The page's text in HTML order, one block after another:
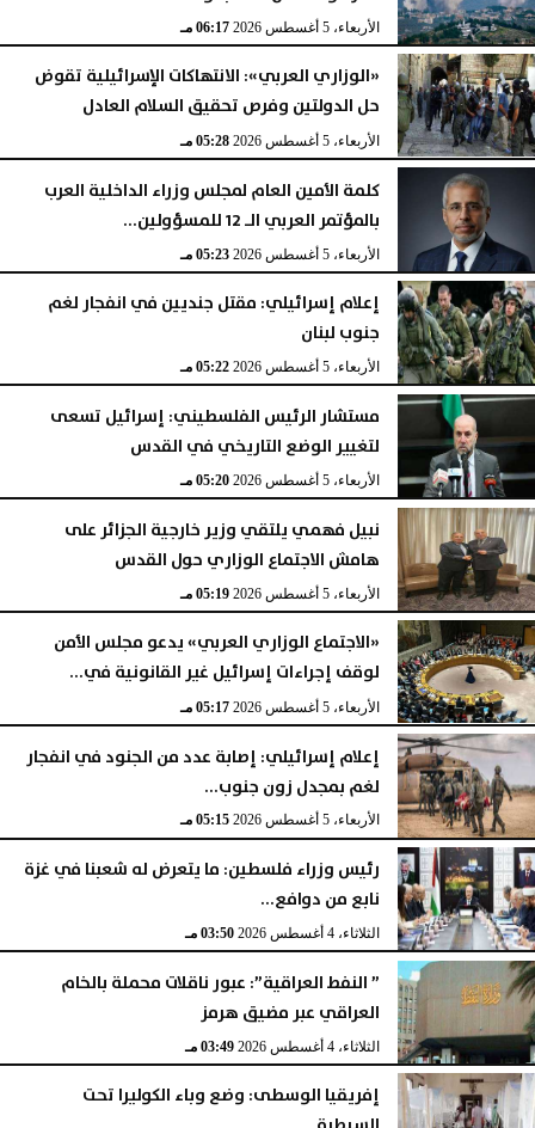
الأربعاء، 5 أغسطس 2026 06:17 مـ
«الوزاري العربي»: الانتهاكات الإسرائيلية تقوض
حل الدولتين وفرص تحقيق السلام العادل
الأربعاء، 5 أغسطس 2026 05:28 مـ
كلمة الأمين العام لمجلس وزراء الداخلية العرب
بالمؤتمر العربي الـ 12 للمسؤولين...
الأربعاء، 5 أغسطس 2026 05:23 مـ
إعلام إسرائيلي: مقتل جنديين في انفجار لغم
جنوب لبنان
الأربعاء، 5 أغسطس 2026 05:22 مـ
مستشار الرئيس الفلسطيني: إسرائيل تسعى
لتغيير الوضع التاريخي في القدس
الأربعاء، 5 أغسطس 2026 05:20 مـ
نبيل فهمي يلتقي وزير خارجية الجزائر على
هامش الاجتماع الوزاري حول القدس
الأربعاء، 5 أغسطس 2026 05:19 مـ
«الاجتماع الوزاري العربي» يدعو مجلس الأمن
لوقف إجراءات إسرائيل غير القانونية في...
الأربعاء، 5 أغسطس 2026 05:17 مـ
إعلام إسرائيلي: إصابة عدد من الجنود في انفجار
لغم بمجدل زون جنوب...
الأربعاء، 5 أغسطس 2026 05:15 مـ
رئيس وزراء فلسطين: ما يتعرض له شعبنا في غزة
نابع من دوافع...
الثلاثاء، 4 أغسطس 2026 03:50 مـ
” النفط العراقية”: عبور ناقلات محملة بالخام
العراقي عبر مضيق هرمز
الثلاثاء، 4 أغسطس 2026 03:49 مـ
إفريقيا الوسطى: وضع وباء الكوليرا تحت